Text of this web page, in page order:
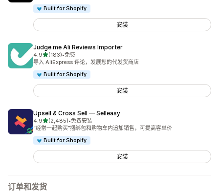
Built for Shopify
安装
Judge.me Ali Reviews Importer
4.9星（满分 5 星）
(183)
总共 183 条评论
•免费
导入 AliExpress 评论，发展您的代发货商店
Built for Shopify
安装
Upsell & Cross Sell — Selleasy
4.9星（满分 5 星）
(2,485)
总共 2485 条评论
•免费安装
“经常一起购买”捆绑包和购物车内追加销售，可提高客单价
Built for Shopify
安装
订单和发货